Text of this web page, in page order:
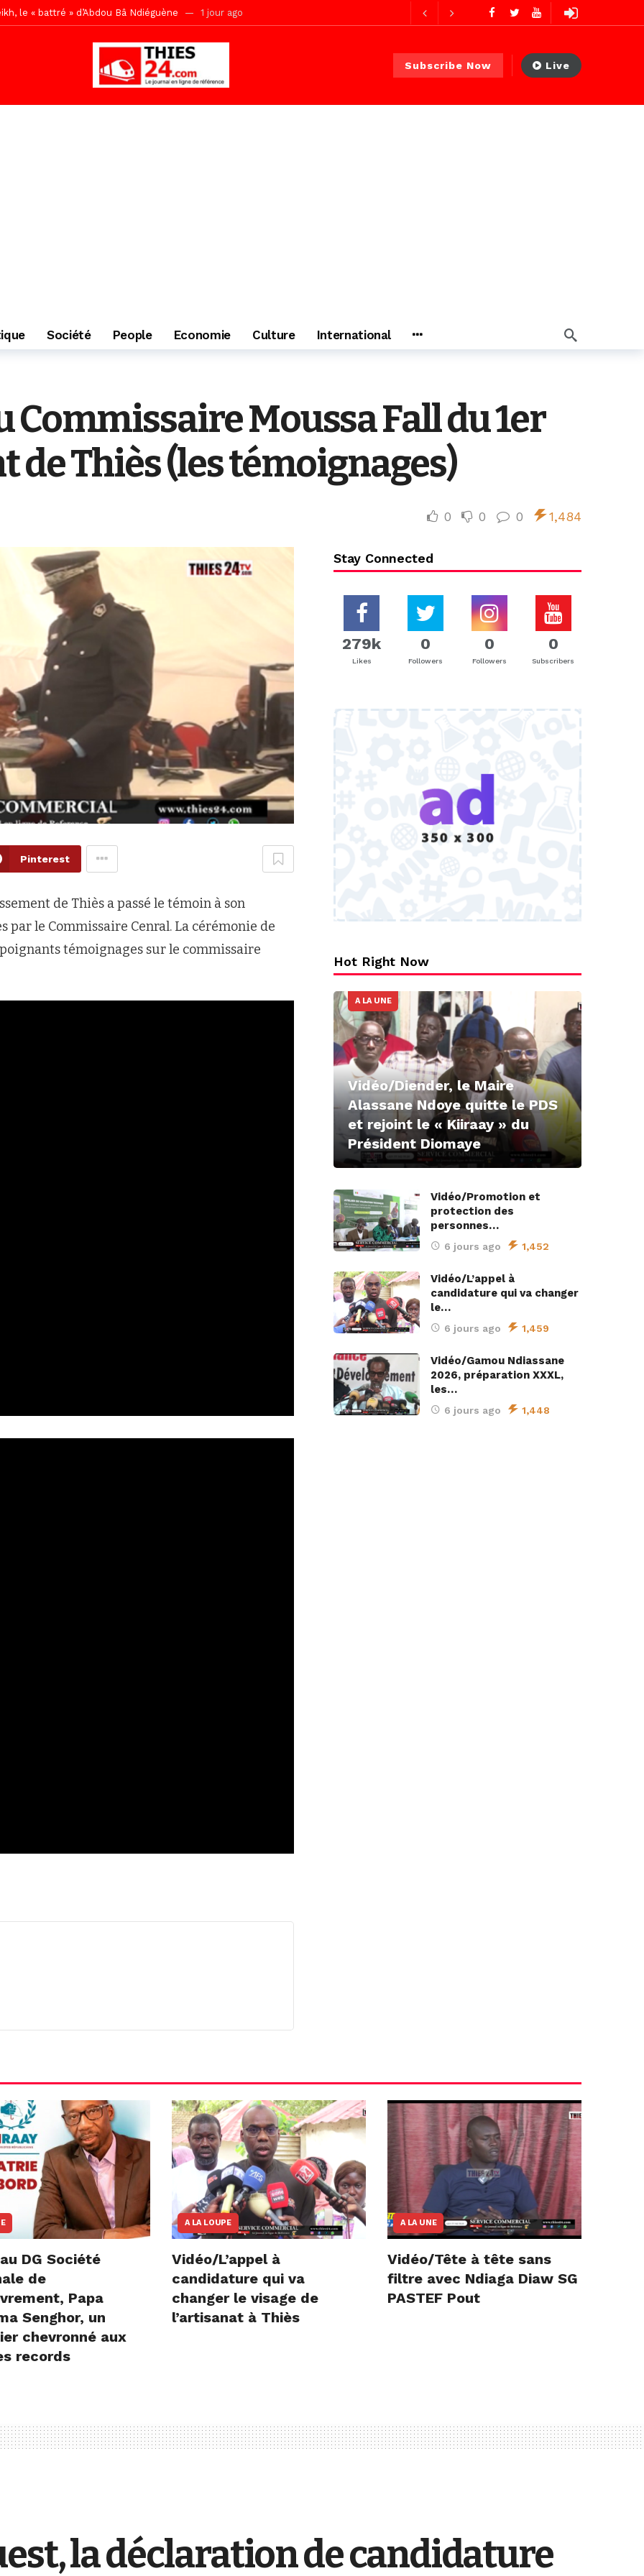
de la grande mosquée par la Police Nationale 1 jour ago
sénégalaise ne peut se réduire au seul libéralisme (Lamine Diouck PS)
Subscribe Now Live
Société People Economie Culture International
Moussa Fall du 1er
Thiès (les témoignages)
0 0 0 1,484
Pinterest
de Thiès a passé le témoin à son
le Commissaire Cenral. La cérémonie de
témoignages sur le commissaire
Stay Connected
279k
Likes
0
Followers
0
Followers
0
Subscribers
Hot Right Now
A LA UNE
Vidéo/Diender, le Maire
Alassane Ndoye quitte le PDS
et rejoint le « Kiiraay » du
Président Diomaye
Vidéo/Promotion et
protection des
personnes…
6 jours ago 1,452
Vidéo/L’appel à
candidature qui va changer
le…
6 jours ago 1,459
Vidéo/Gamou Ndiassane
2026, préparation XXXL,
les…
6 jours ago 1,448
DG Société
de
Papa
Senghor, un
chevronné aux
records
A LA LOUPE
Vidéo/L’appel à
candidature qui va
changer le visage de
l’artisanat à Thiès
A LA UNE
Vidéo/Tête à tête sans
filtre avec Ndiaga Diaw SG
PASTEF Pout
la déclaration de candidature